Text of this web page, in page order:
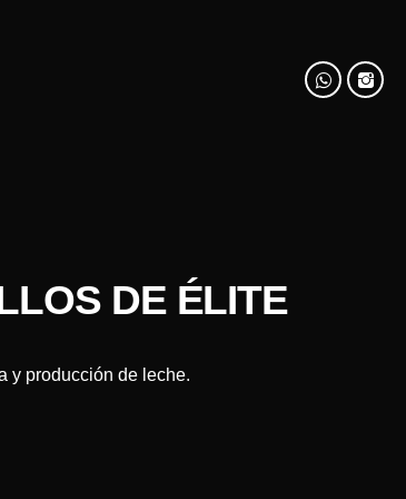
DE ÉLITE
y producción de leche.